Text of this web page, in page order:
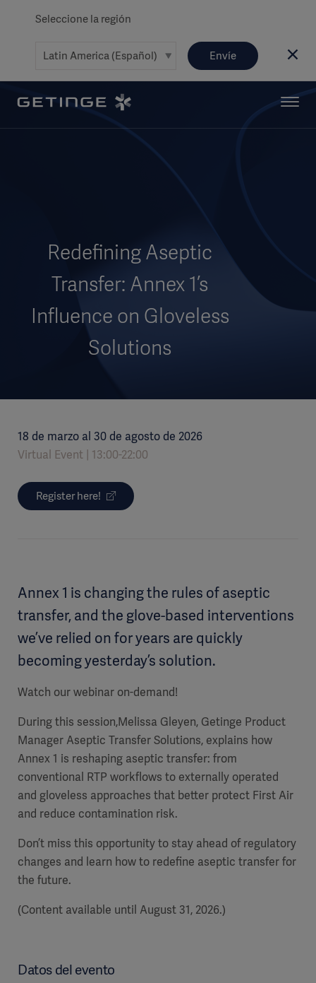
Seleccione la región
Envíe
Redefining Aseptic
Transfer: Annex 1’s
Influence on Gloveless
Solutions
18 de marzo al 30 de agosto de 2026
Virtual Event
13:00-22:00
Register here!
Annex 1 is changing the rules of aseptic
transfer, and the glove-based interventions
we’ve relied on for years are quickly
becoming yesterday’s solution.
Watch our webinar on-demand!
During this session,Melissa Gleyen, Getinge Product
Manager Aseptic Transfer Solutions, explains how
Annex 1 is reshaping aseptic transfer: from
conventional RTP workflows to externally operated
and gloveless approaches that better protect First Air
and reduce contamination risk.
Don’t miss this opportunity to stay ahead of regulatory
changes and learn how to redefine aseptic transfer for
the future.
(Content available until August 31, 2026.)
Datos del evento